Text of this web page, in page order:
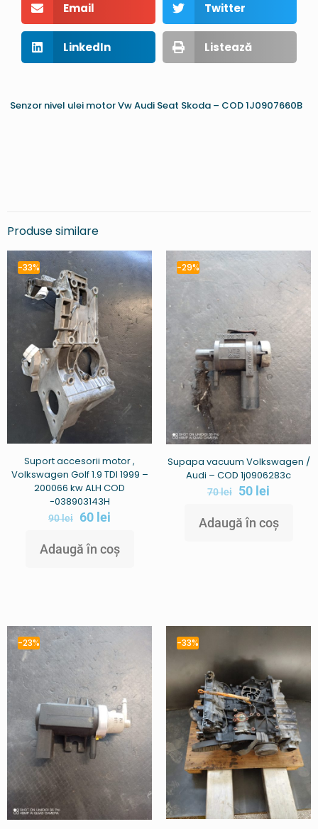
Email Twitter
LinkedIn Listează
Senzor nivel ulei motor Vw Audi Seat Skoda – COD 1J0907660B
Produse similare
-33%
Suport accesorii motor ,
Volkswagen Golf 1.9 TDI 1999 –
200066 kw ALH COD
-038903143H
90lei 60 lei
Adaugă în coș
-29%
Supapa vacuum Volkswagen /
Audi – COD 1j0906283c
70lei 50 lei
Adaugă în coș
-23% -33%